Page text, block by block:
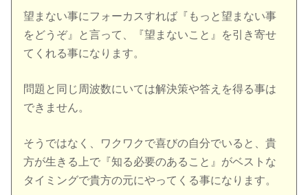
望まない事にフォーカスすれば『もっと望まない事
をどうぞ』と言って、『望まないこと』を引き寄せ
てくれる事になります。
問題と同じ周波数にいては解決策や答えを得る事は
できません。
そうではなく、ワクワクで喜びの自分でいると、貴
方が生きる上で『知る必要のあること』がベストな
タイミングで貴方の元にやってくる事になります。